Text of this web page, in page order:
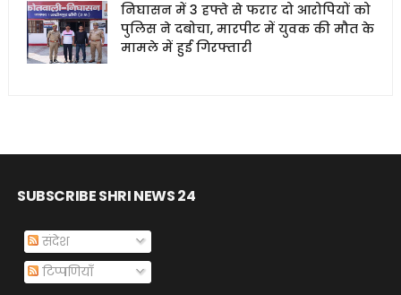
निघासन में 3 हफ्ते से फरार दो आरोपियों को
पुलिस ने दबोचा, मारपीट में युवक की मौत के
मामले में हुई गिरफ्तारी
SUBSCRIBE SHRI NEWS 24
संदेश
टिप्पणियाँ